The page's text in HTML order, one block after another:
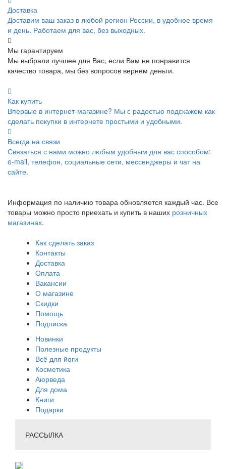
Доставка
Доставим ваш заказ в любой регион России, в удобное время
и день. Работаем для вас, без выходных.
Мы гарантируем
Мы выбрали лучшее для Вас, если Вам не понравится
качество товара, мы без вопросов вернем деньги.
Как купить
Впервые в интернет-магазине? Мы с радостью подскажем как
сделать покупки в интернете простыми и удобными.
Всегда на связи
Связаться с нами можно любым удобным для вас способом:
e-mail, телефон, социальные сети, мессенджеры и чат на
сайте.
Информация по наличию товара обновляется каждый час. Все
товары можно просто приехать и купить в наших розничных
магазинах.
Как сделать заказ
Контакты
Доставка
Оплата
Вакансии
О магазине
Скидки
Помощь
Подписка
Новинки
Полезные продукты
Всё для йоги
Косметика
Аюрведа
Для дома
Книги
Подарки
РАССЫЛКА